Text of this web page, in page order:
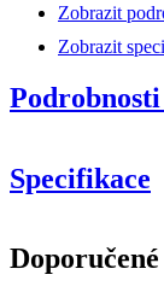
Zobrazit
Zobrazit
Specifikace
Číslo